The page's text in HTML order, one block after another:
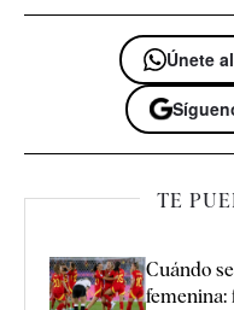
Únete
TE
Cuándo
femenina: